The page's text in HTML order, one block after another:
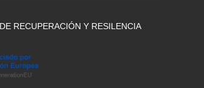
RECUPERACIÓN Y RESILENCIA